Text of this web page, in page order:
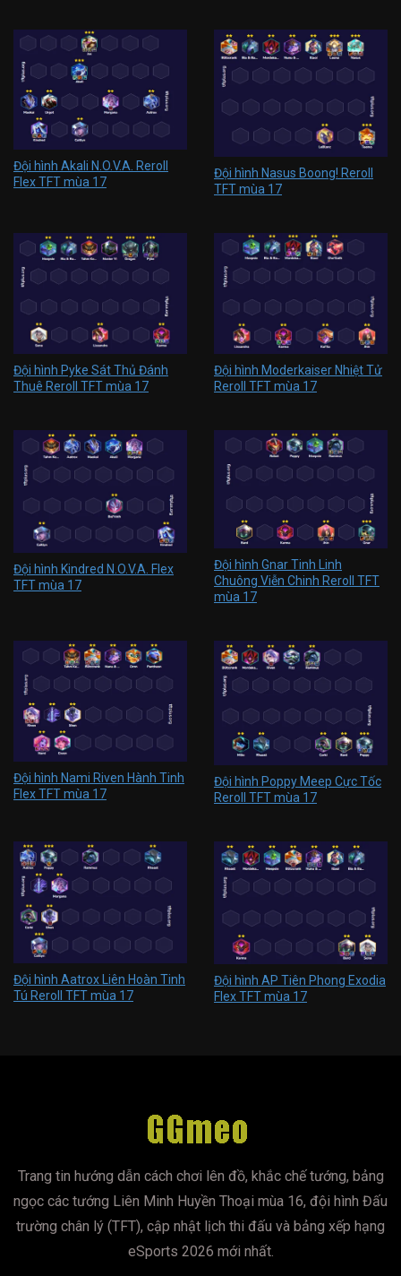
Đội hình Akali N.O.V.A. Reroll
Flex TFT mùa 17
Đội hình Nasus Boong! Reroll
TFT mùa 17
Đội hình Pyke Sát Thủ Đánh
Thuê Reroll TFT mùa 17
Đội hình Moderkaiser Nhiệt Tử
Reroll TFT mùa 17
Đội hình Kindred N.O.V.A. Flex
TFT mùa 17
Đội hình Gnar Tinh Linh
Chuông Viễn Chinh Reroll TFT
mùa 17
Đội hình Nami Riven Hành Tinh
Flex TFT mùa 17
Đội hình Poppy Meep Cực Tốc
Reroll TFT mùa 17
Đội hình Aatrox Liên Hoàn Tinh
Tú Reroll TFT mùa 17
Đội hình AP Tiên Phong Exodia
Flex TFT mùa 17
Trang tin hướng dẫn cách chơi lên đồ, khắc chế tướng, bảng
ngọc các tướng Liên Minh Huyền Thoại mùa 16, đội hình Đấu
trường chân lý (TFT), cập nhật lịch thi đấu và bảng xếp hạng
eSports 2026 mới nhất.